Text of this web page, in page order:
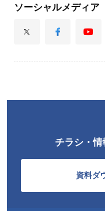
ソーシャルメディア
チラシ・
資料ダ